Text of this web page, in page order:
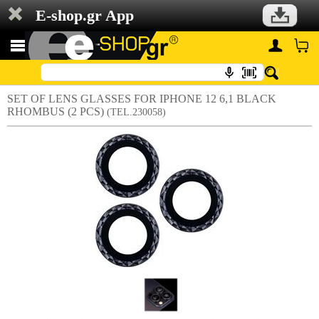
E-shop.gr App
SET OF LENS GLASSES FOR IPHONE 12 6,1 BLACK
RHOMBUS (2 PCS) (TEL.230058)